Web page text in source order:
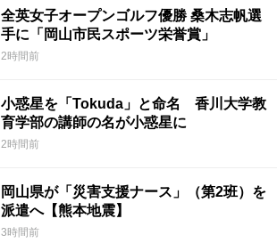
全英女子オープンゴルフ優勝 桑木志帆選
手に「岡山市民スポーツ栄誉賞」
2時間前
小惑星を「Tokuda」と命名 香川大学教
育学部の講師の名が小惑星に
2時間前
岡山県が「災害支援ナース」（第2班）を
派遣へ【熊本地震】
3時間前